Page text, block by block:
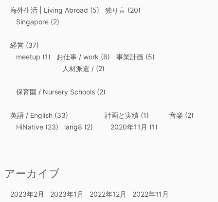
海外生活 | Living Abroad (5)
Singapore(2)
独り言(20)
経営(37)
meetup (1) お仕事 / work (6)
人材派遣 /(2)
事業計画(5)
保育園 / Nursery Schools(2)
英語 / English(33)
HiNative(23) lang8 (2)
計画と実績(1)
2020年11月 (1)
音楽 (2)
アーカイブ
2023年2月 2023年1月 2022年12月 2022年11月